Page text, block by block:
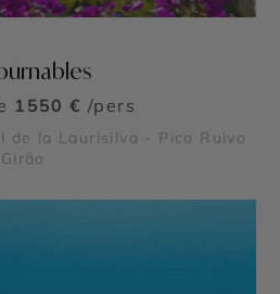
1550 € /pers
de la Laurisilva - Pico Ruivo